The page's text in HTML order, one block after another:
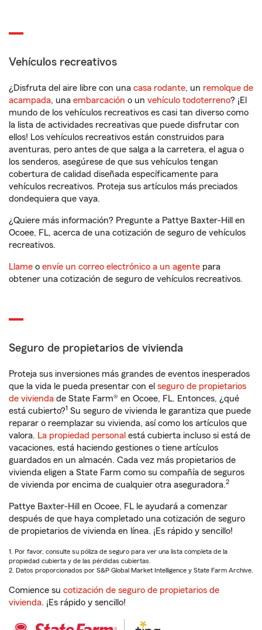
Vehículos recreativos
¿Disfruta del aire libre con una casa rodante, un remolque de
acampada, una embarcación o un vehículo todoterreno? ¡El
mundo de los vehículos recreativos es casi tan diverso como
la lista de actividades recreativas que puede disfrutar con
ellos! Los vehículos recreativos están construidos para
aventuras, pero antes de que salga a la carretera, el agua o
los senderos, asegúrese de que sus vehículos tengan
cobertura de calidad diseñada específicamente para
vehículos recreativos. Proteja sus artículos más preciados
dondequiera que vaya.
¿Quiere más información? Pregunte a Pattye Baxter-Hill en
Ocoee, FL, acerca de una cotización de seguro de vehículos
recreativos.
Llame o envíe un correo electrónico a un agente para
obtener una cotización de seguro de vehículos recreativos.
Seguro de propietarios de vivienda
Proteja sus inversiones más grandes de eventos inesperados
que la vida le pueda presentar con el seguro de propietarios
de vivienda de State Farm® en Ocoee, FL. Entonces, ¿qué
está cubierto?1 Su seguro de vivienda le garantiza que puede
reparar o reemplazar su vivienda, así como los artículos que
valora. La propiedad personal está cubierta incluso si está de
vacaciones, está haciendo gestiones o tiene artículos
guardados en un almacén. Cada vez más propietarios de
vivienda eligen a State Farm como su compañía de seguros
de vivienda por encima de cualquier otra aseguradora.2
Pattye Baxter-Hill en Ocoee, FL le ayudará a comenzar
después de que haya completado una cotización de seguro
de propietarios de vivienda en línea. ¡Es rápido y sencillo!
1. Por favor, consulte su póliza de seguro para ver una lista completa de la
propiedad cubierta y de las pérdidas cubiertas.
2. Datos proporcionados por S&P Global Market Intelligence y State Farm Archive.
Comience su cotización de seguro de propietarios de
vivienda. ¡Es rápido y sencillo!